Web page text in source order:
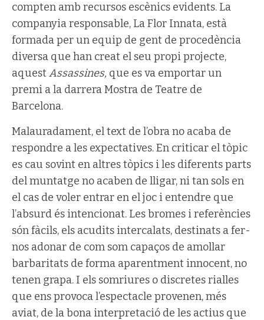
compten amb recursos escènics evidents. La
companyia responsable, La Flor Innata, està
formada per un equip de gent de procedència
diversa que han creat el seu propi projecte,
aquestAssassines, que es va emportar un
premi a la darrera Mostra de Teatre de
Barcelona.
Malauradament, el text de l’obra no acaba de
respondre a les expectatives. En criticar el tòpic
es cau sovint en altres tòpics i les diferents parts
del muntatge no acaben de lligar, ni tan sols en
el cas de voler entrar en el joc i entendre que
l’absurd és intencionat. Les bromes i referències
són fàcils, els acudits intercalats, destinats a fer-
nos adonar de com som capaços de amollar
barbaritats de forma aparentment innocent, no
tenen grapa. I els somriures o discretes rialles
que ens provoca l’espectacle provenen, més
aviat, de la bona interpretació de les actius que